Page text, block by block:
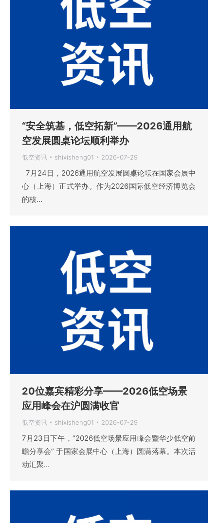
“安全筑基，低空拓新”——2026通用航
空发展圆桌论坛顺利举办
低空资讯 shixisheng01 2026-07-29
7月24日，2026通用航空发展圆桌论坛在国家会展中
心（上海）正式举办。作为2026国际低空经济博览会
的核…
20位嘉宾精彩分享——2026低空场景
应用峰会在沪圆满收官
低空资讯 shixisheng01 2026-07-29
7月23日下午，“2026低空场景应用峰会暨华少低空前
瞻分享会” 于国家会展中心（上海）圆满落幕。本次活
动汇聚…